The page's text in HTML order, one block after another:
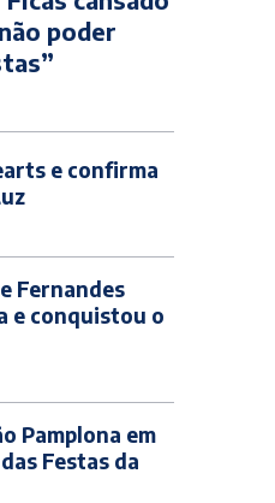
poder
e confirma
Fernandes
e conquistou o
Pamplona em
Festas da